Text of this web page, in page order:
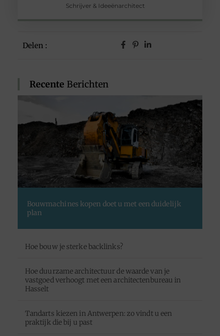
Schrijver & Ideeënarchitect
Delen :
Recente Berichten
Bouwmachines kopen doet u met een duidelijk
plan
Hoe bouw je sterke backlinks?
Hoe duurzame architectuur de waarde van je
vastgoed verhoogt met een architectenbureau in
Hasselt
Tandarts kiezen in Antwerpen: zo vindt u een
praktijk die bij u past